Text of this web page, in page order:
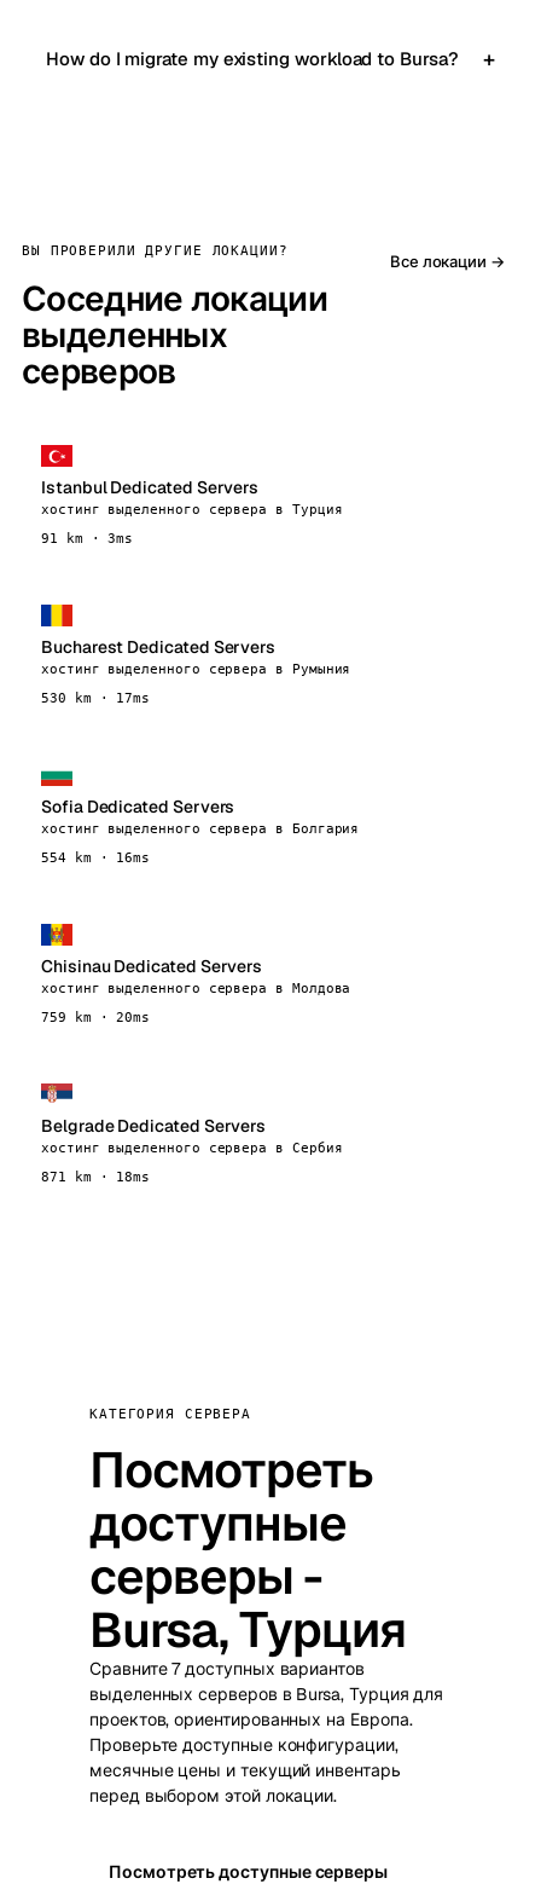
How do I migrate my existing workload to Bursa?
ВЫ ПРОВЕРИЛИ ДРУГИЕ ЛОКАЦИИ?
Соседние локации
выделенных
серверов
Все локации →
Istanbul Dedicated Servers
хостинг выделенного сервера в Турция
91 km · 3ms
Bucharest Dedicated Servers
хостинг выделенного сервера в Румыния
530 km · 17ms
Sofia Dedicated Servers
хостинг выделенного сервера в Болгария
554 km · 16ms
Chisinau Dedicated Servers
хостинг выделенного сервера в Молдова
759 km · 20ms
Belgrade Dedicated Servers
хостинг выделенного сервера в Сербия
871 km · 18ms
КАТЕГОРИЯ СЕРВЕРА
Посмотреть
доступные
серверы -
Bursa, Турция
Сравните 7 доступных вариантов
выделенных серверов в Bursa, Турция для
проектов, ориентированных на Европа.
Проверьте доступные конфигурации,
месячные цены и текущий инвентарь
перед выбором этой локации.
Посмотреть доступные серверы